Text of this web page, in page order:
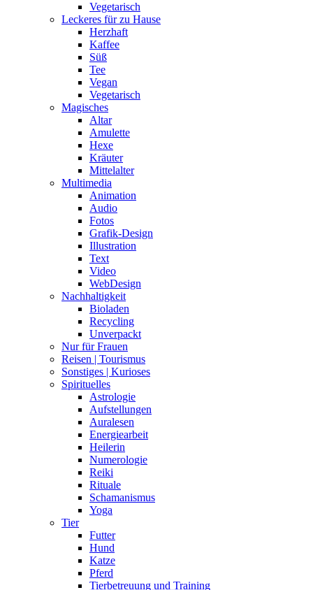
Vegetarisch
Leckeres für zu Hause
Herzhaft
Kaffee
Süß
Tee
Vegan
Vegetarisch
Magisches
Altar
Amulette
Hexe
Kräuter
Mittelalter
Multimedia
Animation
Audio
Fotos
Grafik-Design
Illustration
Text
Video
WebDesign
Nachhaltigkeit
Bioladen
Recycling
Unverpackt
Nur für Frauen
Reisen | Tourismus
Sonstiges | Kurioses
Spirituelles
Astrologie
Aufstellungen
Auralesen
Energiearbeit
Heilerin
Numerologie
Reiki
Rituale
Schamanismus
Yoga
Tier
Futter
Hund
Katze
Pferd
Tierbetreuung und Training